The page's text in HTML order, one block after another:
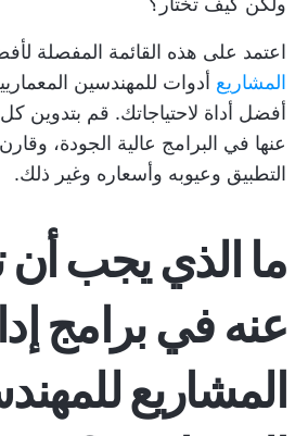
اعتمد على هذه القائمة المفصلة لأفضل 10
المشاريع أدوات للمهندسين
أفضل أداة لاحتياجاتك. قم بتدوين
عنها في البرامج عالية الجودة،
التطبيق وعيوبه وأسعاره وغير ذلك.
ما الذي يجب
عنه في برامج
المشاريع